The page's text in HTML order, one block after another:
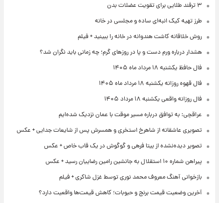
۳ ترفند طلایی برای تقویت عضلات بدن
طرز تهیه کیک انبه‌ای ساده و مجلسی در خانه
روش خلاقانه کاشت هندوانه در خانه را ببینید + فیلم
هشدار درباره ورم دست و پا در روزهای گرم؛ چه زمانی باید نگران شد؟
فال حافظ یکشنبه ۱۸ مرداد ماه ۱۴۰۵
فال قهوه روزانه یکشنبه ۱۸ مرداد ماه ۱۴۰۵
فال روزانه واقعی یکشنبه ۱۸ مرداد ۱۴۰۵
عراقچی: به توافق درباره مسیر موقت با عمان نزدیک شده‌ایم
تصویری عاشقانه از شاهرخ استخری و همسرش پس از شایعات جدایی + عکس
تصویر دیده‌نشده از بیتا فرهی و گوگوش در یک قاب خاص + عکس
پیراهن شماره ۱۰ استقلال به جانشین رامین رضاییان رسید + عکس
بازخوانی آهنگ معروف محمد نوری توسط غزل شاکری + فیلم
آخرین وضعیت قیمت برنج و حبوبات؛ کاهش قیمت‌ها واقعیت دارد؟